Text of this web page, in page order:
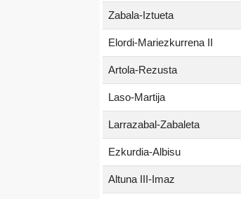
Zabala-Iztueta
Elordi-Mariezkurrena II
Artola-Rezusta
Laso-Martija
Larrazabal-Zabaleta
Ezkurdia-Albisu
Altuna III-Imaz